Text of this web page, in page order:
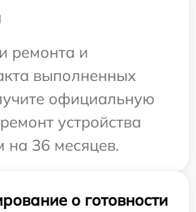
ремонта и
выполненных
официальную
устройства
на 36 месяцев.
о готовности